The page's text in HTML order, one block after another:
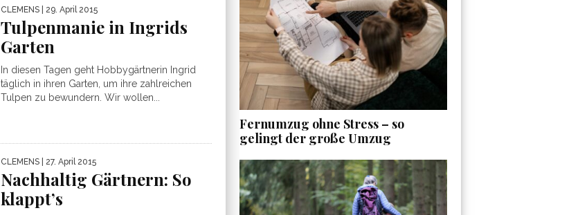
CLEMENS | 29. April 2015
Tulpenmanie in Ingrids
Garten
In diesen Tagen geht Hobbygärtnerin Ingrid
täglich in ihren Garten, um ihre zahlreichen
Tulpen zu bewundern. Wir wollen...
CLEMENS | 27. April 2015
Nachhaltig Gärtnern: So
klappt’s
Fernumzug ohne Stress – so
gelingt der große Umzug